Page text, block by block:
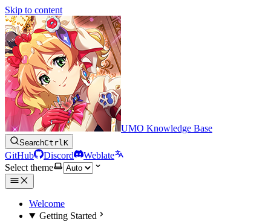
Skip to content
UMO Knowledge Base
SearchCtrlK
GitHub Discord
Weblate
Select theme
Welcome
Getting Started